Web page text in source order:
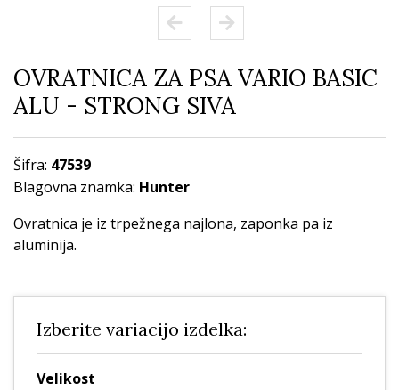
OVRATNICA ZA PSA VARIO BASIC
ALU - STRONG SIVA
Šifra: 47539
Blagovna znamka: Hunter
Ovratnica je iz trpežnega najlona, zaponka pa iz
aluminija.
Izberite variacijo izdelka:
Velikost